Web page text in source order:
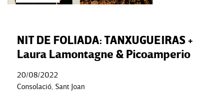
NIT DE FOLIADA: TANXUGUEIRAS +
Laura Lamontagne & Picoamperio
20/08/2022
Consolació, Sant Joan